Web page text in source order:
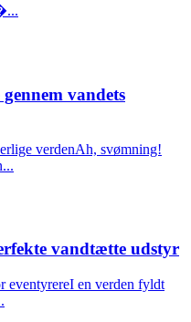
vandets
verdenAh, svømning!
vandtætte udstyr
eventyrereI en verden fyldt